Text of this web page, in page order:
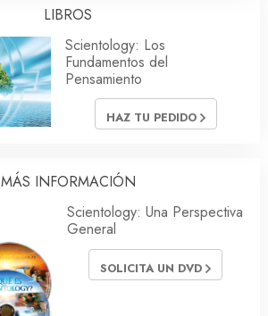
LIBROS
Scientology: Los
Fundamentos del
Pensamiento
HAZ TU PEDIDO
MÁS INFORMACIÓN
Scientology: Una Perspectiva
General
SOLICITA UN DVD